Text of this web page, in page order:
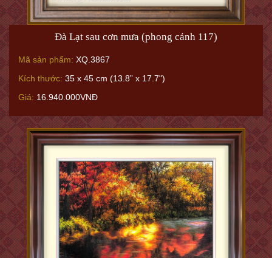
Đà Lạt sau cơn mưa (phong cảnh 117)
Mã sản phẩm: XQ.3867
Kích thước: 35 x 45 cm (13.8” x 17.7")
Giá: 16.940.000VNĐ